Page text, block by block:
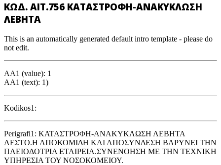
ΚΩΔ. ΑΙΤ.756 ΚΑΤΑΣΤΡΟΦΗ-ΑΝΑΚΥΚΛΩΣΗ
ΛΕΒΗΤΑ
This is an automatically generated default intro template - please do
not edit.
AA1 (value): 1
AA1 (text): 1)
Kodikos1:
Perigrafi1: ΚΑΤΑΣΤΡΟΦΗ-ΑΝΑΚΥΚΛΩΣΗ ΛΕΒΗΤΑ
ΛΕΣΤΟ.Η ΑΠΟΚΟΜΙΔΗ ΚΑΙ ΑΠΟΣΥΝΔΕΣΗ ΒΑΡΥΝΕΙ ΤΗΝ
ΠΛΕΙΟΔΟΤΡΙΑ ΕΤΑΙΡΕΙΑ.ΣΥΝΕΝΟΗΣΗ ΜΕ ΤΗΝ ΤΕΧΝΙΚΗ
ΥΠΗΡΕΣΙΑ ΤΟΥ ΝΟΣΟΚΟΜΕΙΟΥ.